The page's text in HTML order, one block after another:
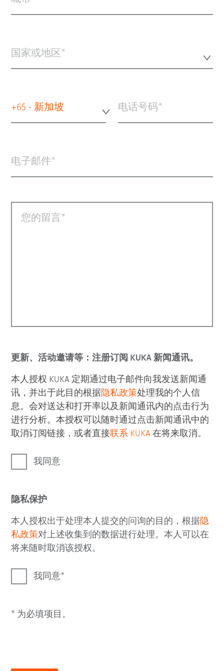
国家或地区*
+65 - 新加坡 电话号码
电子邮件
您的留言
更新、活动邀请等：注册订阅 KUKA 新闻通讯。
本人授权 KUKA 定期通过电子邮件向我发送新闻通
讯，并出于此目的根据隐私政策处理我的个人信
息。会对送达和打开率以及新闻通讯内的点击行为
进行分析。本授权可以随时通过点击新闻通讯中的
取消订阅链接，或者直接联系 KUKA 在将来取消。
我同意
隐私保护
本人授权出于处理本人提交的问询的目的，根据隐
私政策对上述收集到的数据进行处理。本人可以在
将来随时取消该授权。
我同意
* 为必填项目。